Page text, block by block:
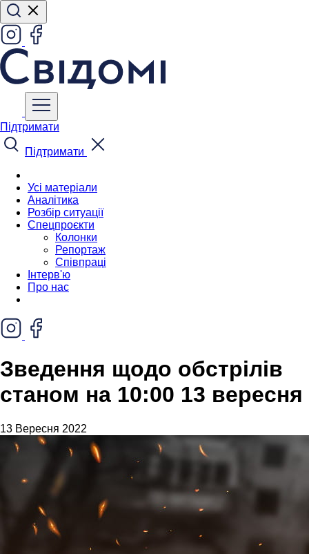
Підтримати
Підтримати
Усі матеріали
Аналітика
Розбір ситуації
Спецпроєкти
Колонки
Репортаж
Співпраці
Інтерв'ю
Про нас
Зведення щодо обстрілів
станом на 10:00 13 вересня
13 Вересня 2022